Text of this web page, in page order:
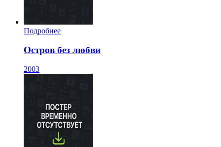
Подробнее
Остров без любви
2003